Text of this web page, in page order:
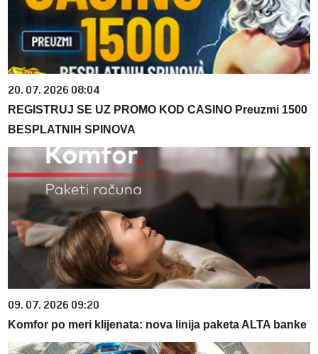
20. 07. 2026 08:04
REGISTRUJ SE UZ PROMO KOD CASINO Preuzmi 1500
BESPLATNIH SPINOVA
09. 07. 2026 09:20
Komfor po meri klijenata: nova linija paketa ALTA banke